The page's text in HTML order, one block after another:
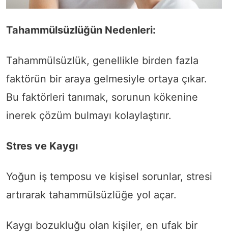
Tahammülsüzlüğün Nedenleri:
Tahammülsüzlük, genellikle birden fazla
faktörün bir araya gelmesiyle ortaya çıkar.
Bu faktörleri tanımak, sorunun kökenine
inerek çözüm bulmayı kolaylaştırır.
Stres ve Kaygı
Yoğun iş temposu ve kişisel sorunlar, stresi
artırarak tahammülsüzlüğe yol açar.
Kaygı bozukluğu olan kişiler, en ufak bir